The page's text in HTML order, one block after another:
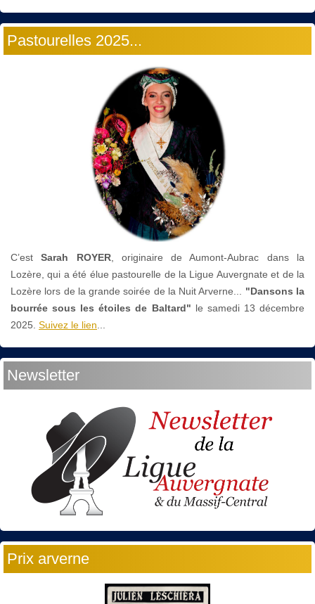
Pastourelles 2025...
C’estSarah ROYER, originaire de Aumont-Aubrac dans la
Lozère, qui a été élue pastourelle de la Ligue Auvergnate et de la
Lozère lors de la grande soirée de la Nuit Arverne...
"Dansons la
bourrée sous les étoiles de Baltard" le samedi 13 décembre
2025. Suivez le lien
Newsletter
Prix arverne